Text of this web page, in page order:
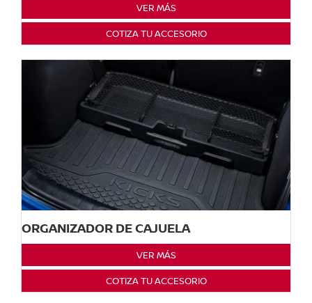
VER MÁS
COTIZA TU ACCESORIO
ORGANIZADOR DE CAJUELA
VER MÁS
COTIZA TU ACCESORIO